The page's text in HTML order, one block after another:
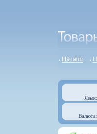
Язык:
Валюта: